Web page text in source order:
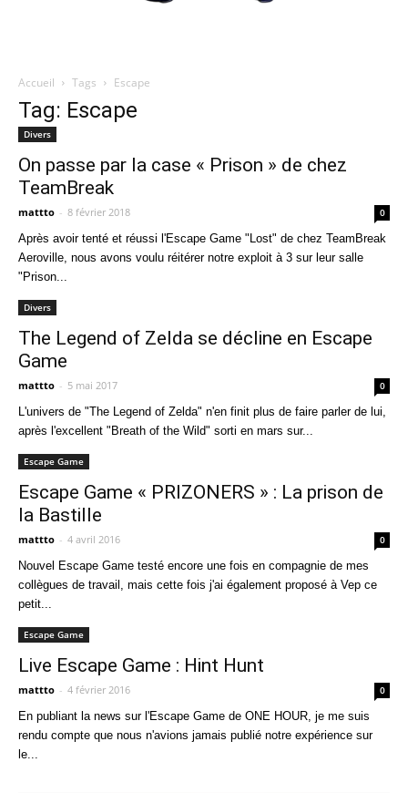
Accueil Tags Escape
Tag: Escape
Divers
On passe par la case « Prison » de chez
TeamBreak
mattto - 8 février 2018 0
Après avoir tenté et réussi l'Escape Game "Lost" de chez TeamBreak
Aeroville, nous avons voulu réitérer notre exploit à 3 sur leur salle
"Prison...
Divers
The Legend of Zelda se décline en Escape
Game
mattto - 5 mai 2017 0
L'univers de "The Legend of Zelda" n'en finit plus de faire parler de lui,
après l'excellent "Breath of the Wild" sorti en mars sur...
Escape Game
Escape Game « PRIZONERS » : La prison de
la Bastille
mattto - 4 avril 2016 0
Nouvel Escape Game testé encore une fois en compagnie de mes
collègues de travail, mais cette fois j'ai également proposé à Vep ce
petit...
Escape Game
Live Escape Game : Hint Hunt
mattto - 4 février 2016 0
En publiant la news sur l'Escape Game de ONE HOUR, je me suis
rendu compte que nous n'avions jamais publié notre expérience sur
le...